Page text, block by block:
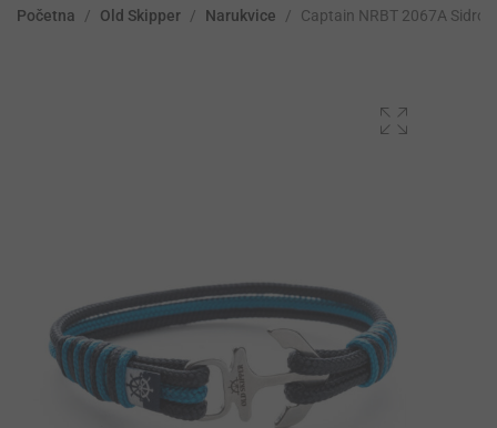
Početna / Old Skipper / Narukvice / Captain NRBT 2067A Sidro